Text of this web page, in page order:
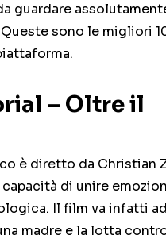
guardare
sono le migliori
– Oltre il
è diretto da Christian
di unire
Il film va infatti
madre e la lotta